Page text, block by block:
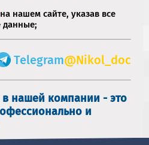
на нашем сайте, указав все
данные;
Telegram@Nikol_doc
в нашей компании - это
и